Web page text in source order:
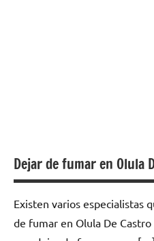
Dejar de fumar en Olula
Existen varios especialistas
dе fumar en Olula De Castro